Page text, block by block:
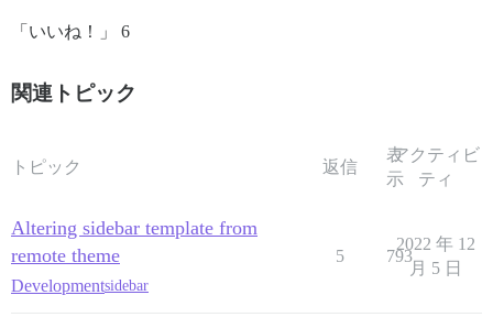
「いいね！」 6
関連トピック
トピック 返信
表
示
アクティビ
ティ
Altering sidebar template from
remote theme
Developmentsidebar
5 793
2022 年 12
月 5 日